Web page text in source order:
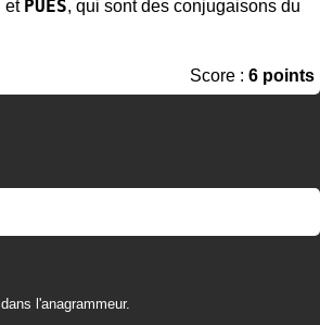
et PUÉS, qui sont des conjugaisons du
Score : 6 points
dans l'anagrammeur.